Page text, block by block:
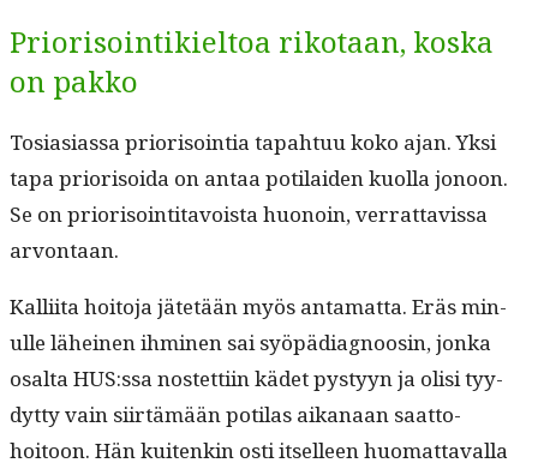
Priorisointikieltoa rikotaan, koska
on pakko
Tosi­asi­as­sa pri­or­isoin­tia tapah­tuu koko ajan. Yksi
tapa pri­or­isoi­da on antaa poti­laiden kuol­la jonoon.
Se on pri­or­isoin­ti­tavoista huonoin, ver­rat­tavis­sa
arvontaan.
Kalli­ita hoito­ja jätetään myös anta­mat­ta. Eräs min­
ulle läheinen ihmi­nen sai syöpä­di­ag­noosin, jon­ka
osalta HUS:ssa nos­tet­ti­in kädet pystyyn ja olisi tyy­
dyt­ty vain siirtämään poti­las aikanaan saat­to­
hoitoon. Hän kuitenkin osti itselleen huo­mat­taval­la